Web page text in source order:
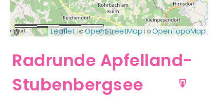
0 2.5 5 km
Leaflet | ©OpenStreetMap | ©OpenTopoMap
Radrunde Apfelland-
Stubenbergsee